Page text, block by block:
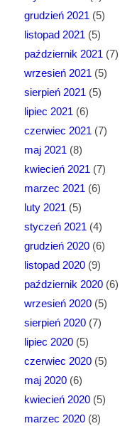
grudzień 2021 (5)
listopad 2021 (5)
październik 2021 (7)
wrzesień 2021 (5)
sierpień 2021 (5)
lipiec 2021 (6)
czerwiec 2021 (7)
maj 2021 (8)
kwiecień 2021 (7)
marzec 2021 (6)
luty 2021 (5)
styczeń 2021 (4)
grudzień 2020(6)
listopad 2020(9)
październik 2020(6)
wrzesień 2020(5)
sierpień 2020(7)
lipiec 2020(5)
czerwiec 2020(5)
maj 2020(6)
kwiecień 2020(5)
marzec 2020(8)